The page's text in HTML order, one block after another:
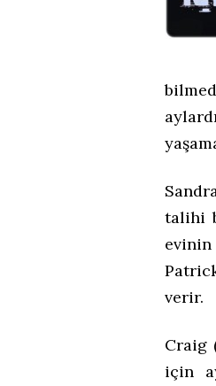
talihi
verir.
Craig
için